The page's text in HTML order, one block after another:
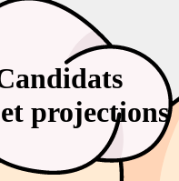
projections